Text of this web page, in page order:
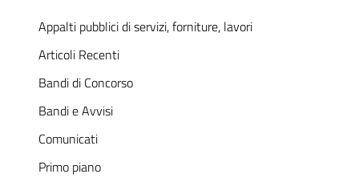
Appalti pubblici di servizi, forniture, lavori
Articoli Recenti
Bandi di Concorso
Bandi e Avvisi
Comunicati
Primo piano